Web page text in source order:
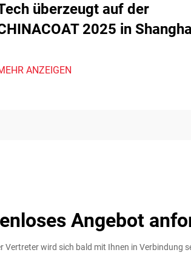
überzeugt auf der
2025 in
ANZEIGEN
Angebot
Vertreter wird sich bald mit Ihnen in Verbindung